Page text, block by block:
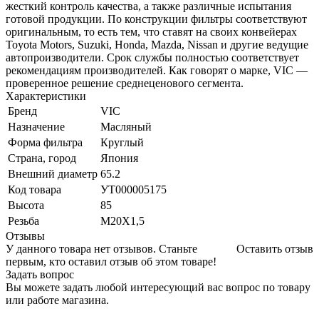
жесткий контроль качества, а также различные испытания
готовой продукции. По конструкции фильтры соответствуют
оригинальным, то есть тем, что ставят на своих конвейерах
Toyota Motors, Suzuki, Honda, Mazda, Nissan и другие ведущие
автопроизводители. Срок службы полностью соответствует
рекомендациям производителей. Как говорят о марке, VIC —
проверенное решение среднеценового сегмента.
Характеристики
Бренд
VIC
Назначение
Масляный
Форма фильтра
Круглый
Страна, город
Япония
Внешний диаметр 65.2
Код товара
УТ000005175
Высота
85
Резьба
M20X1,5
Отзывы
Оставить отзыв
У данного товара нет отзывов. Станьте
первым, кто оставил отзыв об этом товаре!
Задать вопрос
Вы можете задать любой интересующий вас вопрос по товару
или работе магазина.